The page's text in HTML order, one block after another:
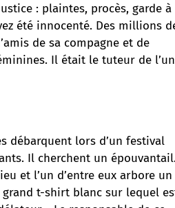
: plaintes, procès, garde à
été innocenté. Des millions
de sa compagne et de
Il était le tuteur de
débarquent lors d’un festival
Il cherchent un
et l’un d’entre eux arbore un
t-shirt blanc sur lequel